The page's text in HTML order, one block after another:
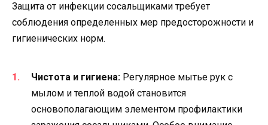
Защита от инфекции сосальщиками требует
соблюдения определенных мер предосторожности и
гигиенических норм.
Чистота и гигиена: Регулярное мытье рук с
мылом и теплой водой становится
основополагающим элементом профилактики